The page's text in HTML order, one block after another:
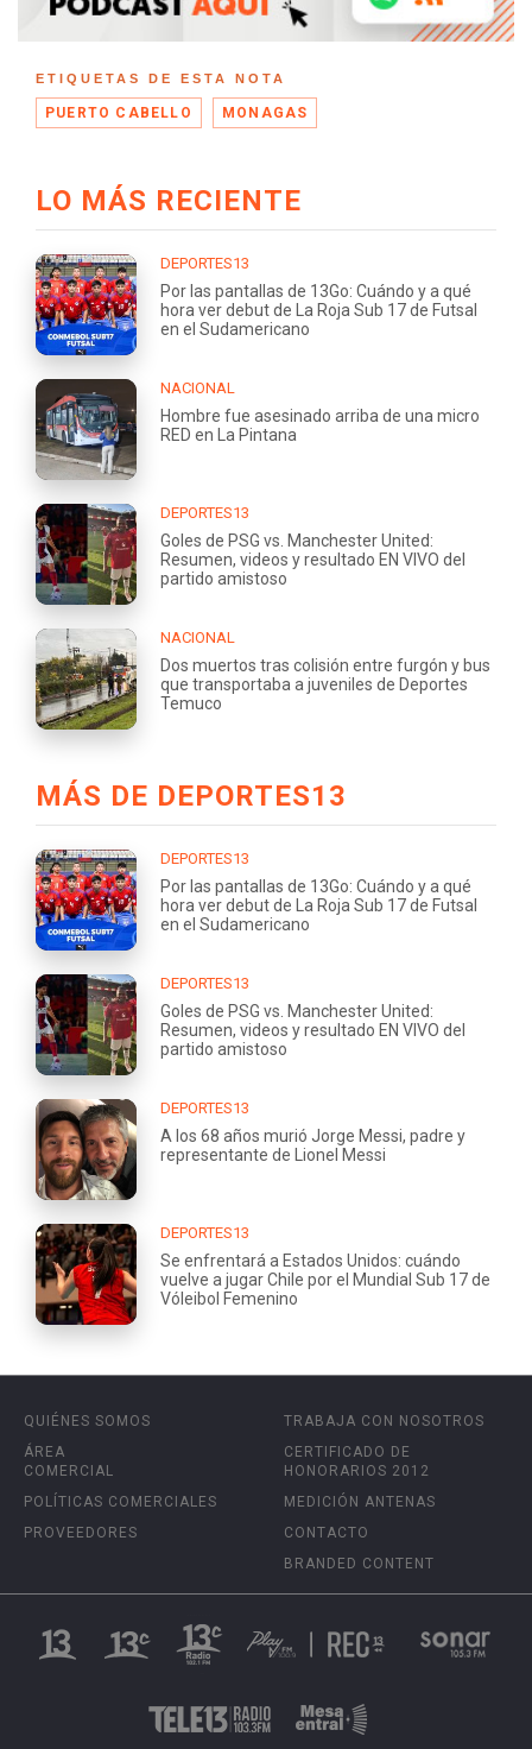
ETIQUETAS DE ESTA NOTA
PUERTO CABELLO MONAGAS
LO MÁS RECIENTE
DEPORTES13
Por las pantallas de 13Go: Cuándo y a qué
hora ver debut de La Roja Sub 17 de Futsal
en el Sudamericano
NACIONAL
Hombre fue asesinado arriba de una micro
RED en La Pintana
DEPORTES13
Goles de PSG vs. Manchester United:
Resumen, videos y resultado EN VIVO del
partido amistoso
NACIONAL
Dos muertos tras colisión entre furgón y bus
que transportaba a juveniles de Deportes
Temuco
MÁS DE DEPORTES13
DEPORTES13
Por las pantallas de 13Go: Cuándo y a qué
hora ver debut de La Roja Sub 17 de Futsal
en el Sudamericano
DEPORTES13
Goles de PSG vs. Manchester United:
Resumen, videos y resultado EN VIVO del
partido amistoso
DEPORTES13
A los 68 años murió Jorge Messi, padre y
representante de Lionel Messi
DEPORTES13
Se enfrentará a Estados Unidos: cuándo
vuelve a jugar Chile por el Mundial Sub 17 de
Vóleibol Femenino
QUIÉNES SOMOS
ÁREA
COMERCIAL
POLÍTICAS COMERCIALES
PROVEEDORES
TRABAJA CON NOSOTROS
CERTIFICADO DE
HONORARIOS 2012
MEDICIÓN ANTENAS
CONTACTO
BRANDED CONTENT